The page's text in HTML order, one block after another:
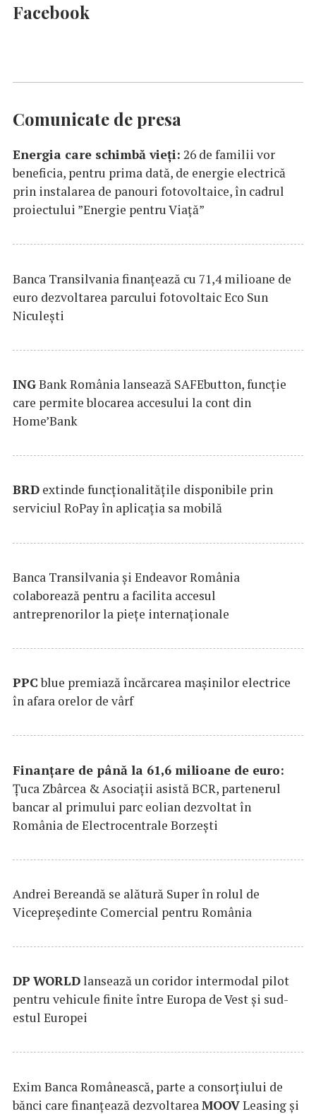
Facebook
Comunicate de presa
Energia care schimbă vieți: 26 de familii vor
beneficia, pentru prima dată, de energie electrică
prin instalarea de panouri fotovoltaice, în cadrul
proiectului ”Energie pentru Viață”
Banca Transilvania finanțează cu 71,4 milioane de
euro dezvoltarea parcului fotovoltaic Eco Sun
Niculești
INGBank România lansează SAFEbutton, funcţie
care permite blocarea accesului la cont din
Home’Bank
BRD extinde funcţionalităţile disponibile prin
serviciul RoPay în aplicaţia sa mobilă
Banca Transilvania şi Endeavor România
colaborează pentru a facilita accesul
antreprenorilor la pieţe internaţionale
PPCblue premiază încărcarea maşinilor electrice
în afara orelor de vârf
Finanțare de până la 61,6 milioane de euro:
Țuca Zbârcea & Asociații asistă BCR, partenerul
bancar al primului parc eolian dezvoltat în
România de Electrocentrale Borzești
Andrei Bereandă se alătură Super în rolul de
Vicepreședinte Comercial pentru România
DP WORLDlansează un coridor intermodal pilot
pentru vehicule finite între Europa de Vest și sud-
estul Europei
Exim Banca Românească, parte a consorțiului de
bănci care finanțează dezvoltareaMOOVLeasing și